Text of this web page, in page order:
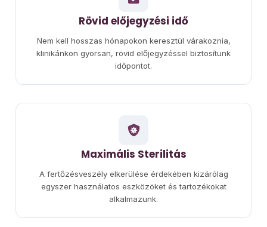
Rövid előjegyzési idő
Nem kell hosszas hónapokon keresztül várakoznia,
klinikánkon gyorsan, rövid előjegyzéssel biztosítunk
időpontot.
Maximális Sterilitás
A fertőzésveszély elkerülése érdekében kizárólag
egyszer használatos eszközöket és tartozékokat
alkalmazunk.